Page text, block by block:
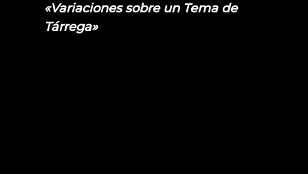
«Variaciones sobre un Tema de
Tárrega»